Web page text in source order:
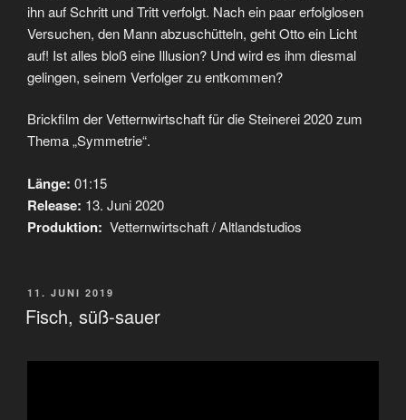
ihn auf Schritt und Tritt verfolgt. Nach ein paar erfolglosen
Versuchen, den Mann abzuschütteln, geht Otto ein Licht
auf! Ist alles bloß eine Illusion? Und wird es ihm diesmal
gelingen, seinem Verfolger zu entkommen?
Brickfilm der Vetternwirtschaft für die Steinerei 2020 zum
Thema „Symmetrie“.
Länge: 01:15
Release: 13. Juni 2020
Produktion: Vetternwirtschaft / Altlandstudios
VERÖFFENTLICHT
AM
11. JUNI 2019
Fisch, süß-sauer